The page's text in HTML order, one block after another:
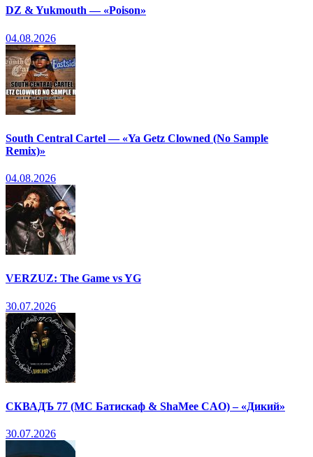
DZ & Yukmouth — «Poison»
04.08.2026
South Central Cartel — «Ya Getz Clowned (No Sample
Remix)»
04.08.2026
VERZUZ: The Game vs YG
30.07.2026
СКВАДЪ 77 (МС Батискаф & ShaMee CAO) – «Дикий»
30.07.2026